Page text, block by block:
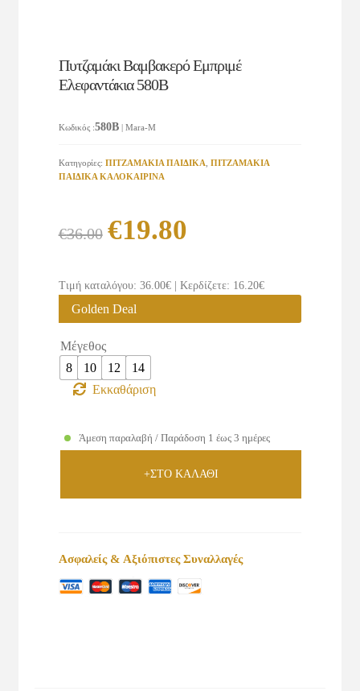
Πυτζαμάκι Βαμβακερό Εμπριμέ
Ελεφαντάκια 580Β
Κωδικός :580Β | Mara-M
Κατηγορίες: ΠΙΤΖΑΜΑΚΙΑ ΠΑΙΔΙΚΑ ΠΙΤΖΑΜΑΚΙΑ
ΠΑΙΔΙΚΑ ΚΑΛΟΚΑΙΡΙΝΑ
€36.00
Original
was:
€36.00.
€19.80
τιμή
Τιμή καταλόγου: 36.00€ Κερδίζετε: 16.20€
Golden Deal
Μέγεθος
8
10 12
14
Εκκαθάριση
Άμεση παραλαβή / Παράδοση 1 έως 3 ημέρες
+ΣΤΟ ΚΑΛΑΘΙ
Ασφαλείς & Αξιόπιστες Συναλλαγές